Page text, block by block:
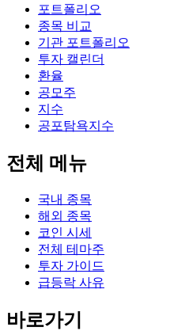
포트폴리오
종목 비교
기관 포트폴리오
투자 캘린더
환율
공모주
지수
공포탐욕지수
전체 메뉴
국내 종목
해외 종목
코인 시세
전체 테마주
투자 가이드
급등락 사유
바로가기